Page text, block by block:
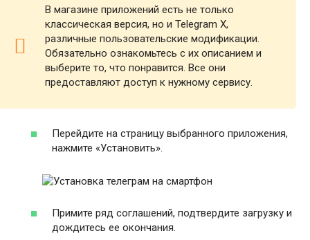
В магазине приложений есть не только
классическая версия, но и Telegram X,
различные пользовательские модификации.
Обязательно ознакомьтесь с их описанием и
выберите то, что понравится. Все они
предоставляют доступ к нужному сервису.
Перейдите на страницу выбранного приложения,
нажмите «Установить».
Примите ряд соглашений, подтвердите загрузку и
дождитесь ее окончания.